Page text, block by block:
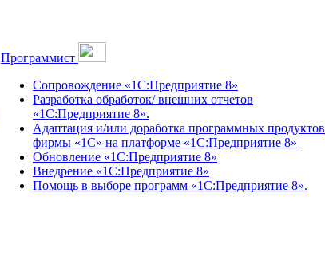
Программист
Сопровождение «1С:Предприятие 8»
Разработка обработок/ внешних отчетов
«1С:Предприятие 8».
Адаптация и/или доработка программных продуктов
фирмы «1С» на платформе «1С:Предприятие 8»
Обновление «1С:Предприятие 8»
Внедрение «1С:Предприятие 8»
Помощь в выборе программ «1С:Предприятие 8».